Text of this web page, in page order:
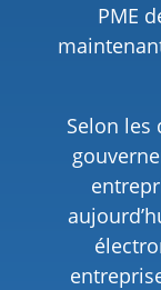
PME
Selon les